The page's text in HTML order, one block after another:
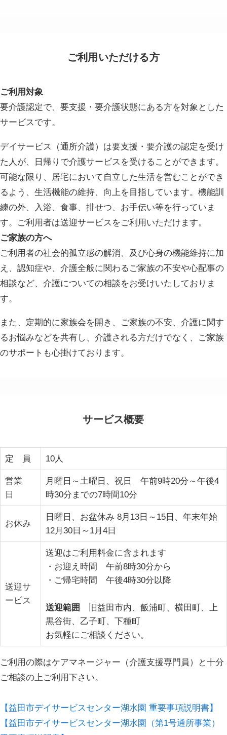
ご利用いただける方
ご利用対象
要介護認定で、要支援・要介護状態にある方を対象とした
サービスです。
デイサービス（通所介護）は要支援・要介護の認定を受け
た人が、日帰りで介護サービスを受けることができます。
可能な限り、居宅において自立した生活を営むことができ
るよう、生活機能の維持、向上を目指しています。機能訓
練の外、入浴、食事、排せつ、お手伝い等を行っていま
す。ご利用者は送迎サービスをご利用いただけます。
ご家族の方へ
ご利用者の社会的孤立感の解消、及び心身の機能維持に加
え、認知症や、介護全般に関わるご家族の不安や心配事の
相談など、介護についての相談をお受けいたしておりま
す。
また、定期的に家族会を開き、ご家族の不安、介護に関す
るお悩みなどを共有し、介護される方だけでなく、ご家族
のサポートも心掛けております。
サービス概要
定 員 10人
営業
日
月曜日～土曜日、祝日 午前9時20分～午後4
時30分までの7時間10分
お休み
日曜日、お盆休み 8月13日～15日、年末年始
12月30日～1月4日
送迎サ
ービス
送迎はご利用料金に含まれます
・お迎え時間 午前8時30分から
・ご帰宅時間 午後4時30分以降
送迎範囲
旧益田市内、飯浦町、横田町、上
黒谷街、乙子町、下種町
お気軽にご相談ください。
ご利用の際はケアマネージャー（介護支援専門員）と十分
ご相談の上ご利用下さい。
【益田市デイサービスセンター湖水園 重要事項説明書】
【益田市デイサービスセンター湖水園（第1号通所事業）